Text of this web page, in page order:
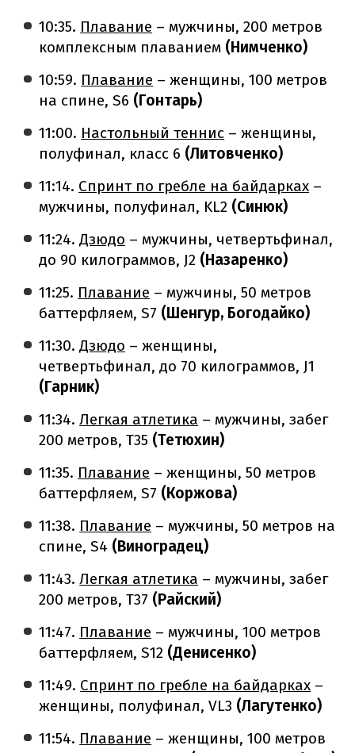
10:35. Плавание – мужчины, 200 метров
комплексным плаванием (Нимченко)
10:59. Плавание – женщины, 100 метров
на спине, S6 (Гонтарь)
11:00. Настольный теннис – женщины,
полуфинал, класс 6 (Литовченко)
11:14. Спринт по гребле на байдарках –
мужчины, полуфинал, KL2 (Синюк)
11:24.Дзюдо – мужчины, четвертьфинал,
до 90 килограммов, J2 (Назаренко)
11:25. Плавание – мужчины, 50 метров
баттерфляем, S7 (Шенгур, Богодайко)
11:30.Дзюдо – женщины,
четвертьфинал, до 70 килограммов, J1
(Гарник)
11:34.Легкая атлетика – мужчины, забег
200 метров, Т35 (Тетюхин)
11:35. Плавание – женщины, 50 метров
баттерфляем, S7 (Коржова)
11:38. Плавание – мужчины, 50 метров на
спине, S4 (Виноградец)
11:43.Легкая атлетика – мужчины, забег
200 метров, Т37 (Райский)
11:47. Плавание – мужчины, 100 метров
баттерфляем, S12 (Денисенко)
11:49. Спринт по гребле на байдарках –
женщины, полуфинал, VL3 (Лагутенко)
11:54. Плавание – женщины, 100 метров